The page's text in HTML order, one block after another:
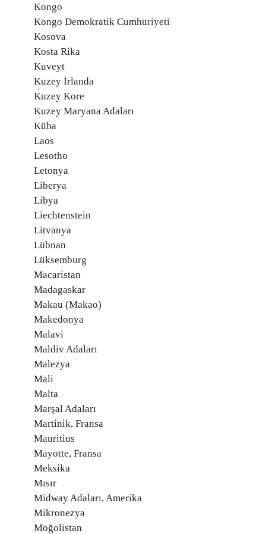
Kongo
Kongo Demokratik Cumhuriyeti
Kosova
Kosta Rika
Kuveyt
Kuzey İrlanda
Kuzey Kore
Kuzey Maryana Adaları
Küba
Laos
Lesotho
Letonya
Liberya
Libya
Liechtenstein
Litvanya
Lübnan
Lüksemburg
Macaristan
Madagaskar
Makau (Makao)
Makedonya
Malavi
Maldiv Adaları
Malezya
Mali
Malta
Marşal Adaları
Martinik, Fransa
Mauritius
Mayotte, Fransa
Meksika
Mısır
Midway Adaları, Amerika
Mikronezya
Moğolistan